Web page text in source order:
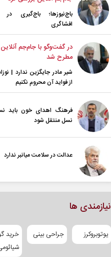
باج‌نیوزها؛ باج‌گیری
افشاگری
در گفت‌و‌گو با جام‌جم آنلاین
مطرح شد
شیر مادر جایگزین ندارد |
از فواید آن محروم نکنیم
فرهنگ اهدای خون باید
نسل منتقل شود
عدالت در سلامت میانبر ندارد
نیازمندی ها
یوتوبروکرز جراحی بینی
خرید